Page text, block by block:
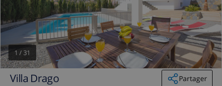
1 /31
Villa Drago
Partager